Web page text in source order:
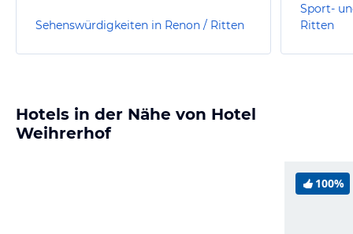
Sehenswürdigkeiten in Renon / Ritten
Sport-
Ritten
Hotels in der Nähe von Hotel
Weihrerhof
100%